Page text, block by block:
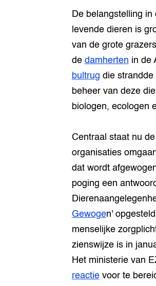
De belangstelling
levende dieren is
van de grote
de damherten in de
bultrug die strandde
beheer van deze
biologen, ecologen
Centraal staat nu
organisaties
dat wordt
poging een
Gewogen'
menselijke
zienswijze is in
Het ministerie van
reactievoor te